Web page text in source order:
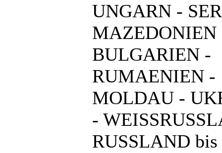
UNGARN -
MAZEDONIEN
BULGARIEN -
RUMAENIEN -
MOLDAU -
-
RUSSLAND bis